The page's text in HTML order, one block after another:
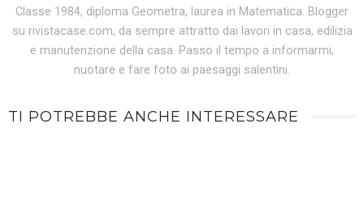
Classe 1984, diploma Geometra, laurea in Matematica. Blogger
su rivistacase.com, da sempre attratto dai lavori in casa, edilizia
e manutenzione della casa. Passo il tempo a informarmi,
nuotare e fare foto ai paesaggi salentini.
TI POTREBBE ANCHE INTERESSARE